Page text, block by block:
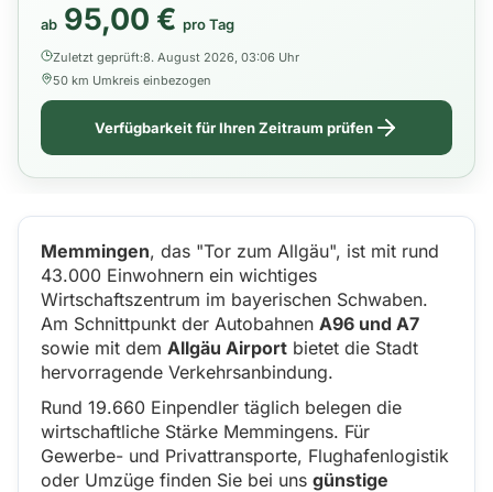
ab 95,00 € pro Tag
Zuletzt geprüft:8. August 2026, 03:06 Uhr
50 km Umkreis einbezogen
Verfügbarkeit für Ihren Zeitraum prüfen
Memmingen, das "Tor zum Allgäu", ist mit rund
43.000 Einwohnern ein wichtiges
Wirtschaftszentrum im bayerischen Schwaben.
Am Schnittpunkt der Autobahnen A96 und A7
sowie mit dem Allgäu Airport bietet die Stadt
hervorragende Verkehrsanbindung.
Rund 19.660 Einpendler täglich belegen die
wirtschaftliche Stärke Memmingens. Für
Gewerbe- und Privattransporte, Flughafenlogistik
oder Umzüge finden Sie bei uns günstige